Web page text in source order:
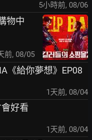
5小時前, 08/06
物中
前, 08/05
《給你夢想》EP08
1天前, 08/04
好看
1天前, 08/04